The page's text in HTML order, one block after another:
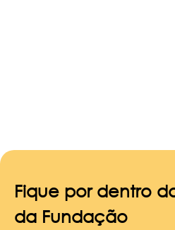
Fique por dentro
da Fundação